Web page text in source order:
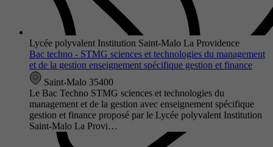
Lycée polyvalent Institution Saint-Malo La Providence
Bac techno - STMG sciences et technologies du management
et de la gestion enseignement spécifique gestion et finance
Saint-Malo 35400
Le Bac Techno STMG sciences et technologies du
management et de la gestion avec enseignement spécifique
gestion et finance proposé par le Lycée polyvalent Institution
Saint-Malo La Provi…